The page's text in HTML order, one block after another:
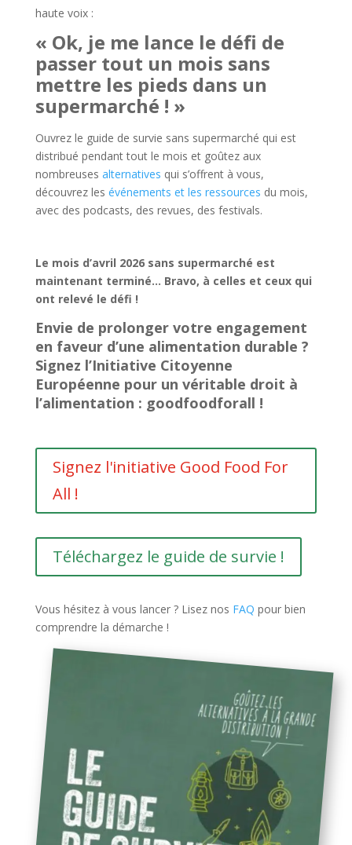
haute voix :
« Ok, je me lance le défi de
passer tout un mois sans
mettre les pieds dans un
supermarché ! »
Ouvrez le guide de survie sans supermarché qui est
distribué pendant tout le mois et goûtez aux
nombreuses alternatives qui s’offrent à vous,
découvrez les événements et les ressources du mois,
avec des podcasts, des revues, des festivals.
Le mois d’avril 2026 sans supermarché est
maintenant terminé… Bravo, à celles et ceux qui
ont relevé le défi !
Envie de prolonger votre engagement
en faveur d’une alimentation durable ?
Signez l’Initiative Citoyenne
Européenne pour un véritable droit à
l’alimentation : goodfoodforall !
Signez l'initiative Good Food For
All !
Téléchargez le guide de survie !
Vous hésitez à vous lancer ? Lisez nos FAQ pour bien
comprendre la démarche !